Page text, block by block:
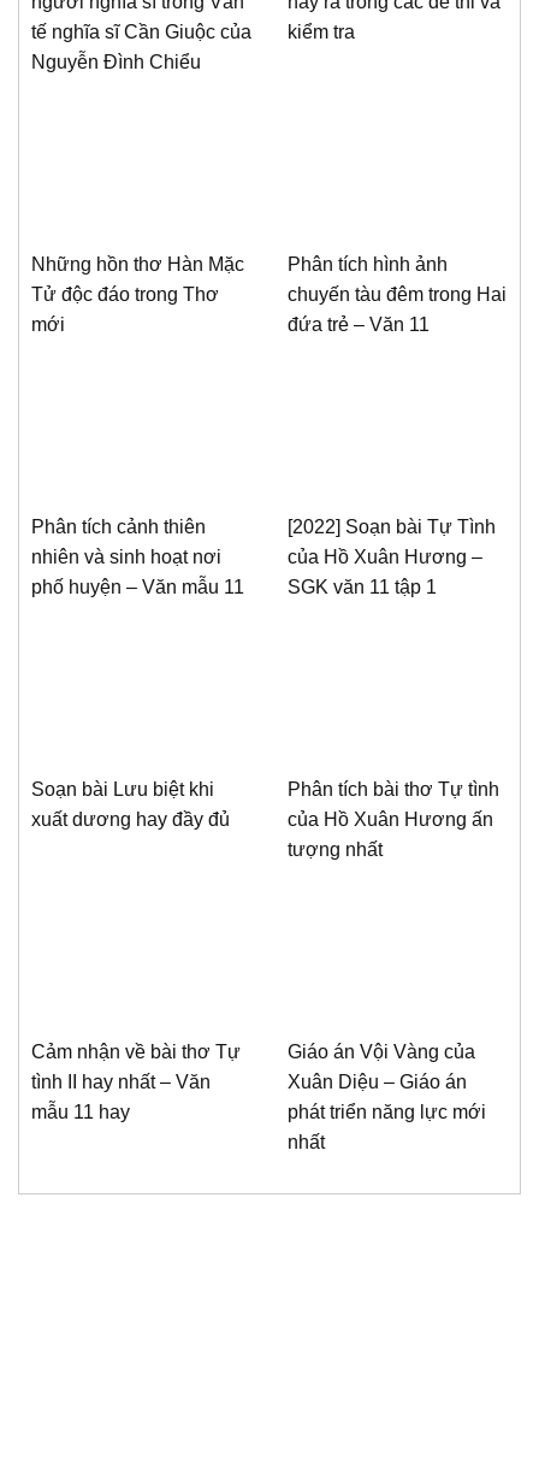
tế nghĩa sĩ Cần Giuộc của
Nguyễn Đình Chiểu
kiểm tra
Những hồn thơ Hàn Mặc
Tử độc đáo trong Thơ
mới
Phân tích hình ảnh
chuyến tàu đêm trong Hai
đứa trẻ – Văn 11
Phân tích cảnh thiên
nhiên và sinh hoạt nơi
phố huyện – Văn mẫu 11
[2022] Soạn bài Tự Tình
của Hồ Xuân Hương –
SGK văn 11 tập 1
Soạn bài Lưu biệt khi
xuất dương hay đầy đủ
Phân tích bài thơ Tự tình
của Hồ Xuân Hương ấn
tượng nhất
Cảm nhận về bài thơ Tự
tình II hay nhất – Văn
mẫu 11 hay
Giáo án Vội Vàng của
Xuân Diệu – Giáo án
phát triển năng lực mới
nhất